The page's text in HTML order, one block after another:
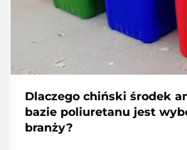
Dlaczego chiński środek
bazie poliuretanu jest
branży?